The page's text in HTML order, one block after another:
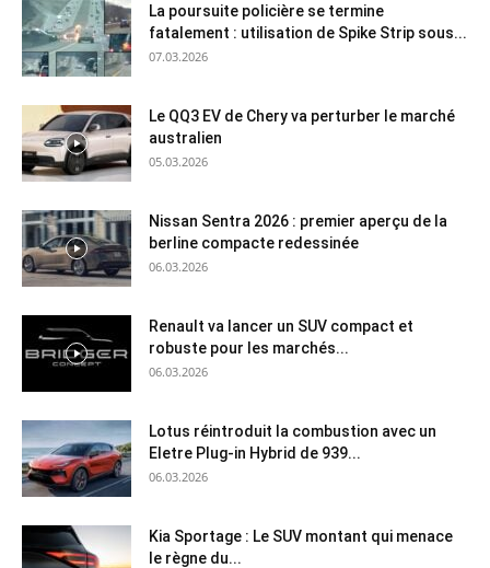
La poursuite policière se termine
fatalement : utilisation de Spike Strip sous...
07.03.2026
Le QQ3 EV de Chery va perturber le marché
australien
05.03.2026
Nissan Sentra 2026 : premier aperçu de la
berline compacte redessinée
06.03.2026
Renault va lancer un SUV compact et
robuste pour les marchés...
06.03.2026
Lotus réintroduit la combustion avec un
Eletre Plug-in Hybrid de 939...
06.03.2026
Kia Sportage : Le SUV montant qui menace
le règne du...